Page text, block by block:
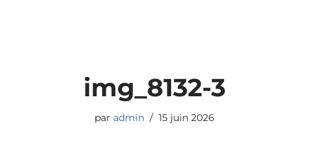
img_8132-3
par admin 15 juin 2026